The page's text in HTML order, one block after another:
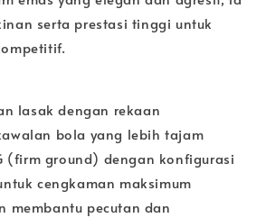
serta prestasi tinggi untuk
lasak dengan rekaan
bola yang lebih tajam
(firm ground) dengan konfigurasi
cengkaman maksimum
membantu pecutan dan